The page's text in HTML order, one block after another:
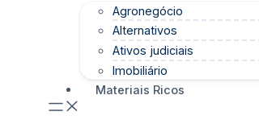
Agronegócio
Alternativos
Ativos judiciais
Imobiliário
Materiais Ricos